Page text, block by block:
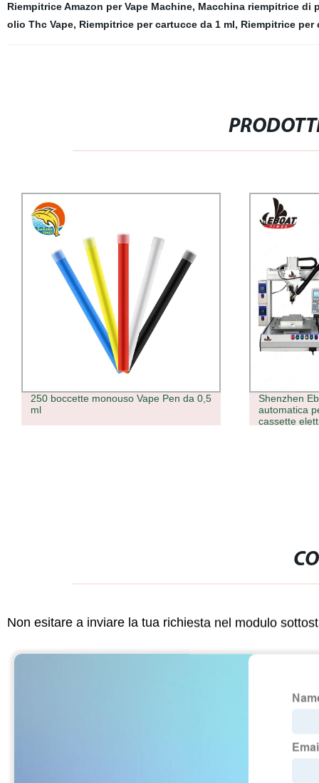
Riempitrice Amazon per Vape Machine, Macchina riempitrice di
olio Thc Vape, Riempitrice per cartucce da 1 ml, Riempitrice per
Shenzhen Eboat F1 macchina
automatica per il riempimento di
LOM
spesso Soft
macchina
Non esitare a inviare la tua richiesta nel modulo